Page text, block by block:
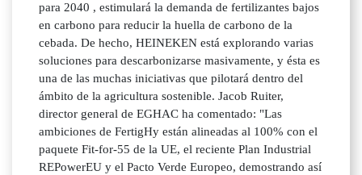
para 2040 , estimulará la demanda de fertilizantes bajos
en carbono para reducir la huella de carbono de la
cebada. De hecho, HEINEKEN está explorando varias
soluciones para descarbonizarse masivamente, y ésta es
una de las muchas iniciativas que pilotará dentro del
ámbito de la agricultura sostenible. Jacob Ruiter,
director general de EGHAC ha comentado: "Las
ambiciones de FertigHy están alineadas al 100% con el
paquete Fit-for-55 de la UE, el reciente Plan Industrial
REPowerEU y el Pacto Verde Europeo, demostrando así